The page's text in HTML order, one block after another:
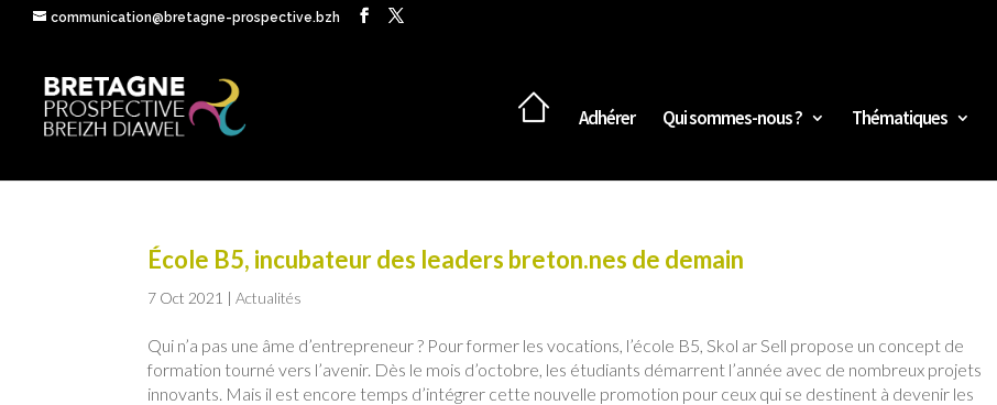
communication@bretagne-prospective.bzh
Adhérer Qui sommes-nous ? Thématiques
École B5, incubateur des leaders breton.nes de demain
7 Oct 2021 |Actualités
Qui n’a pas une âme d’entrepreneur ? Pour former les vocations, l’école B5, Skol ar Sell propose un concept de
formation tourné vers l’avenir. Dès le mois d’octobre, les étudiants démarrent l’année avec de nombreux projets
innovants. Mais il est encore temps d’intégrer cette nouvelle promotion pour ceux qui se destinent à devenir les